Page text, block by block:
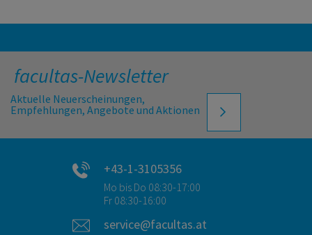
facultas-Newsletter
Aktuelle Neuerscheinungen,
Empfehlungen, Angebote und Aktionen
+43-1-3105356
Mo bis Do 08:30-17:00
Fr 08:30-16:00
service@facultas.at